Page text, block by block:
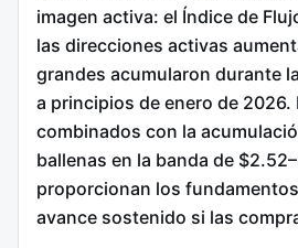
imagen activa: el Índice de
las direcciones activas
grandes acumularon durante
a principios de enero de
combinados con la
ballenas en la banda de
proporcionan los
avance sostenido si las